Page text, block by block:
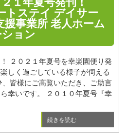
トステイ デイサー
援事業所 老人ホーム
ョン
２０２１年夏号を幸楽園便り発
しく過ごしている様子が伺える
皆様にご高覧いただき、ご助言
幸いです。 ２０１０年夏号『幸
続きを読む